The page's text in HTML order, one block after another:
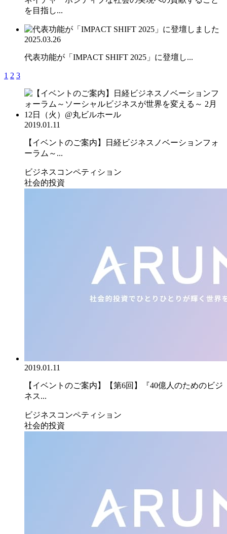
を目指し...
2025.03.26
代表功能が「IMPACT SHIFT 2025」に登壇し...
1 2 3
2019.01.11
【イベントのご案内】日経ビジネスノベーションフォ
ーラム～...
ビジネスコンペティション
社会的投資
2019.01.11
【イベントのご案内】【第6回】『40億人のためのビジ
ネス...
ビジネスコンペティション
社会的投資